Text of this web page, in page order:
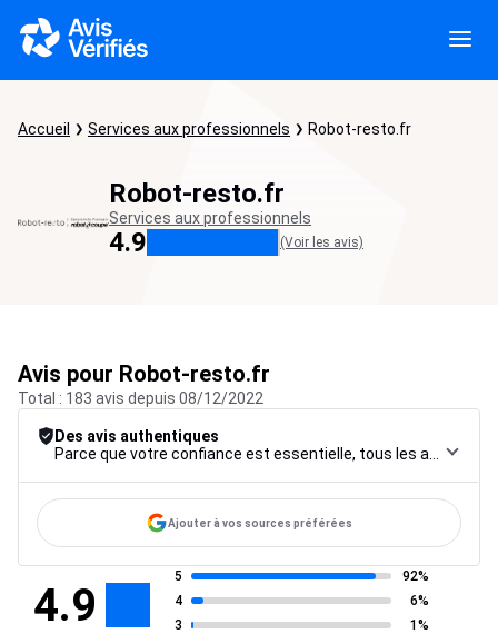
Accueil Services aux professionnels Robot-resto.fr
Robot-resto.fr
Services aux professionnels
4.9 (Voir les avis)
Avis pour Robot-resto.fr
Total : 183 avis depuis 08/12/2022
Des avis authentiques
Ajouter à vos sources préférées
4.9
5
92%
4
6%
3
1%